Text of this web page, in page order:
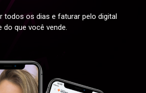
todos os dias e faturar pelo digital
do que você vende.